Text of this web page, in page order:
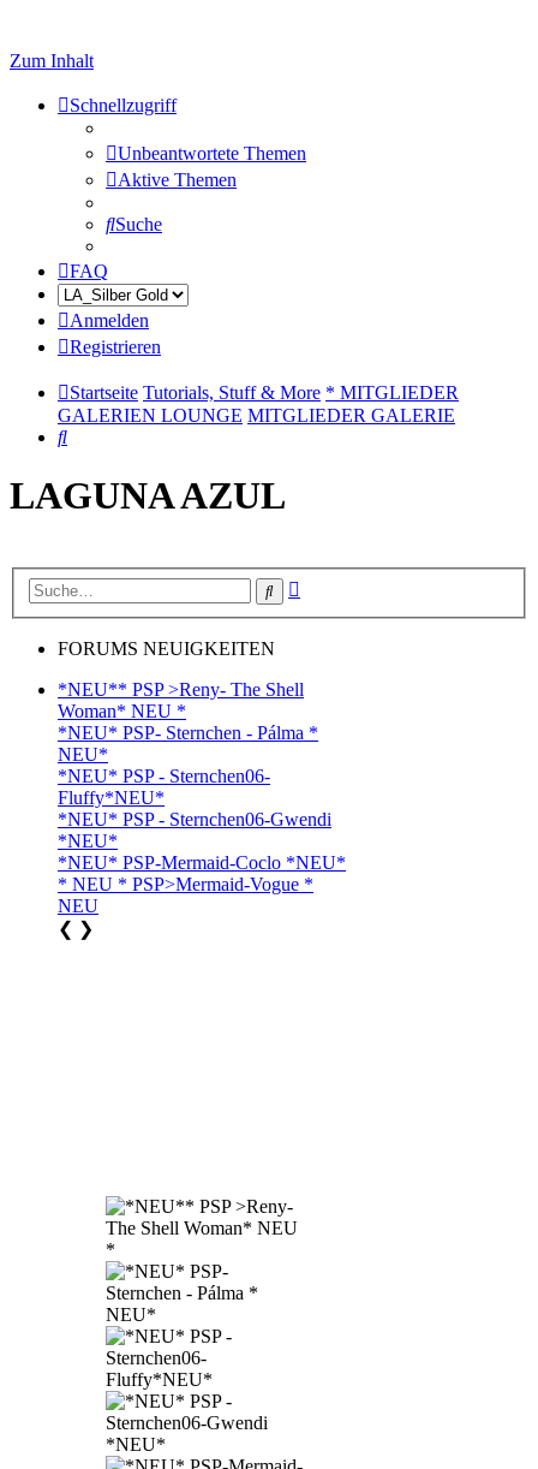
Zum Inhalt
Schnellzugriff
Unbeantwortete Themen
Aktive Themen
Suche
FAQ
Anmelden
Registrieren
Startseite Tutorials, Stuff & More * MITGLIEDER
GALERIEN LOUNGE MITGLIEDER GALERIE
Suche
LAGUNA AZUL
Suche
FORUMS NEUIGKEITEN
*NEU** PSP >Reny- The Shell
Woman* NEU *
*NEU* PSP- Sternchen - Pálma *
NEU*
*NEU* PSP - Sternchen06-
Fluffy*NEU*
*NEU* PSP - Sternchen06-Gwendi
*NEU*
*NEU* PSP-Mermaid-Coclo *NEU*
* NEU * PSP>Mermaid-Vogue *
NEU
❮ ❯